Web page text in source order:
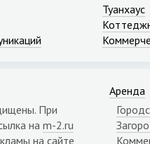
Туанхаус
При
на m-2.ru
на сайте
Аренда